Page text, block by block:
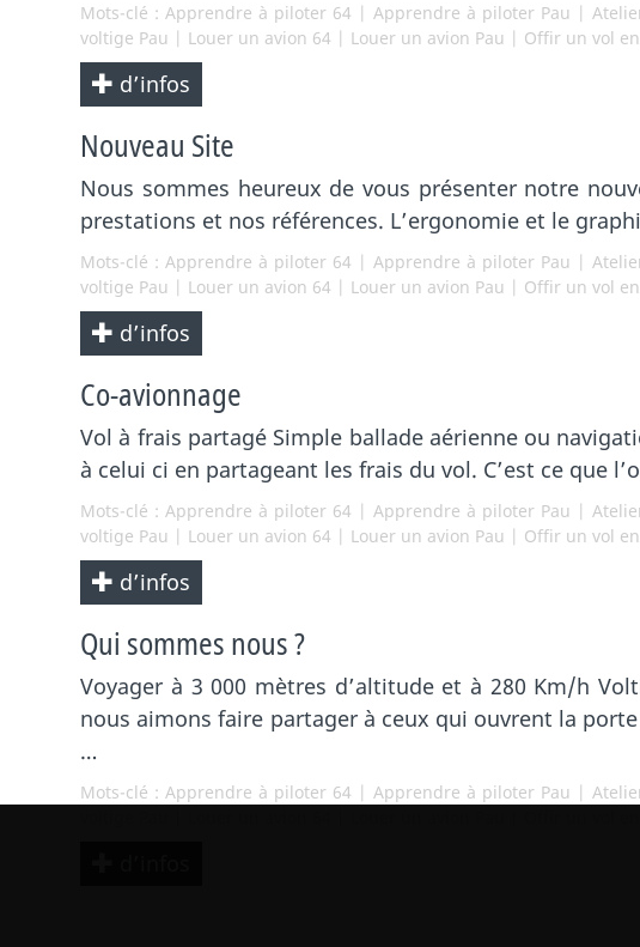
Mots-clé :Apprendre à piloter 64 |Apprendre à piloter Pau |
voltige Pau | Louer un avion 64 | Louer un avion Pau | Offir un vol
d’infos
Nouveau Site
Nous sommes heureux de vous présenter notre
prestations et nos références. L’ergonomie et le
Mots-clé :Apprendre à piloter 64 |Apprendre à piloter Pau |
voltige Pau | Louer un avion 64 | Louer un avion Pau | Offir un vol
d’infos
Co-avionnage
Vol à frais partagé Simple ballade aérienne ou
à celui ci en partageant les frais du vol. C’est ce que
Mots-clé :Apprendre à piloter 64 |Apprendre à piloter Pau |
voltige Pau | Louer un avion 64 | Louer un avion Pau | Offir un vol
d’infos
Qui sommes nous ?
Voyager à 3 000 mètres d’altitude et à 280 Km/h
nous aimons faire partager à ceux qui ouvrent la
…
Mots-clé :Apprendre à piloter 64 |Apprendre à piloter Pau |